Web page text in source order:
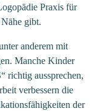
Praxis für
gibt.
anderem mit
Manche Kinder
richtig aussprechen,
verbessern die
der